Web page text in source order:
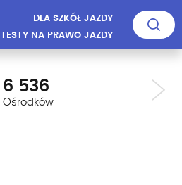
DLA SZKÓŁ JAZDY
TESTY NA PRAWO JAZDY
6 536
Ośrodków